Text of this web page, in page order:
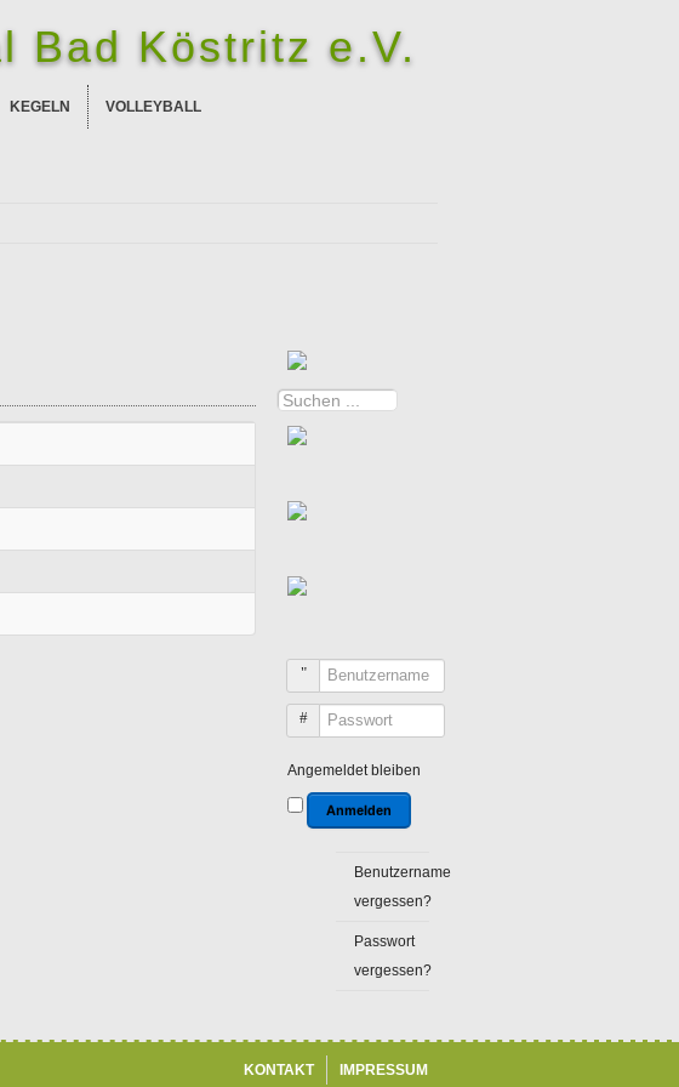
KEGELN VOLLEYBALL
Suchen
Bad Köstritz e.V.
Benutzername
Passwort
Angemeldet bleiben
Anmelden
Benutzername
vergessen?
Passwort
vergessen?
KONTAKT IMPRESSUM